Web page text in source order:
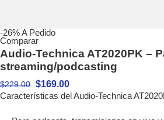
-26%A Pedido
Comparar
Audio-Technica AT2020PK –
streaming/podcasting
$229.00 $169.00
Características del Audio-Technica